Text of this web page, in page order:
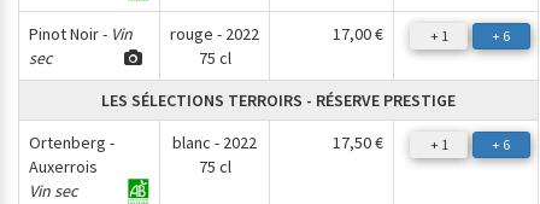
Pinot Noir - Vin
sec
rouge - 2022
75 cl
17,00 € + 1 + 6
LES SÉLECTIONS TERROIRS - RÉSERVE PRESTIGE
Ortenberg -
Auxerrois
Vin sec
blanc - 2022
75 cl
17,50 € + 1 + 6